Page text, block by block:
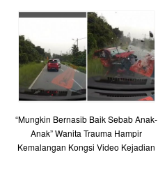
“Mungkin Bernasib Baik Sebab Anak-
Anak” Wanita Trauma Hampir
Kemalangan Kongsi Video Kejadian